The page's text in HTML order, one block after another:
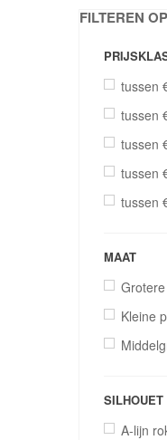
FILTEREN OP
tussen
tussen
tussen
tussen
tussen
MAAT
Kleine
SILHOUET
A-lijn